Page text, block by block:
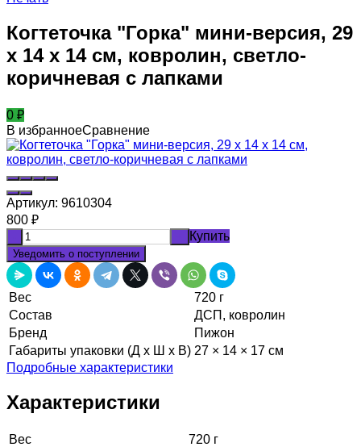
Когтеточка "Горка" мини-версия, 29
х 14 х 14 см, ковролин, светло-
коричневая с лапками
0 ₽
В избранноеСравнение
Артикул: 9610304
800 ₽
Купить
Уведомить о поступлении
Вес
720 г
Состав
ДСП, ковролин
Бренд
Пижон
Габариты упаковки (Д х Ш х В) 27 × 14 × 17 см
Подробные характеристики
Характеристики
Вес
720 г